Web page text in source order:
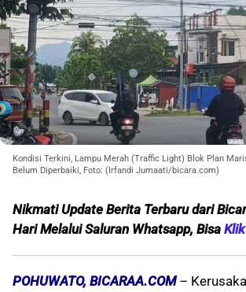
Kondisi Terkini, Lampu Merah (Traffic Light) Blok Plan
Belum Diperbaiki, Foto: (Irfandi Jumaati/bicara.com)
Nikmati Update Berita Terbaru dari
Hari Melalui Saluran Whatsapp, Bisa
POHUWATO, BICARAA.COM–